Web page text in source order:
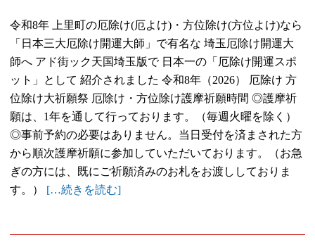
令和8年 上里町の厄除け(厄よけ)・方位除け(方位よけ)なら
「日本三大厄除け開運大師」で有名な 埼玉厄除け開運大
師へ アド街ック天国埼玉版で 日本一の「厄除け開運スポ
ット」として 紹介されました 令和8年（2026） 厄除け 方
位除け大祈願祭 厄除け・方位除け護摩祈願時間 ◎護摩祈
願は、1年を通して行っております。（毎週火曜を除く）
◎事前予約の必要はありません。当日受付を済まされた方
から順次護摩祈願に参加していただいております。（お急
ぎの方には、既にご祈願済みのお札をお渡ししておりま
す。） […続きを読む]